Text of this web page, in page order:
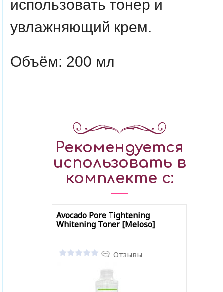
использовать тонер и
увлажняющий крем.
Объём: 200 мл
Рекомендуется
использовать в
комплекте с:
Avocado Pore Tightening
Whitening Toner [Meloso]
Отзывы